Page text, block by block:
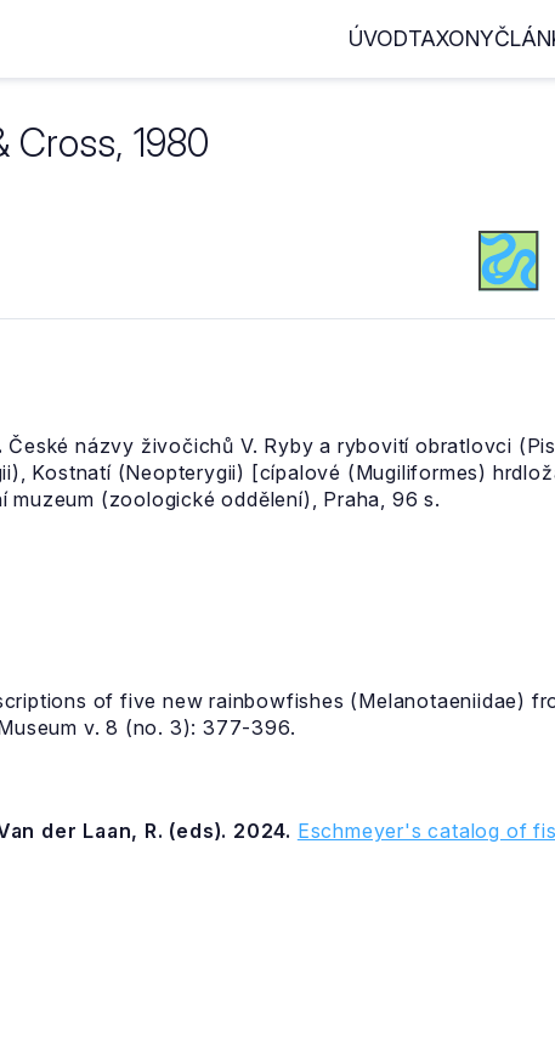
ÚVODTAXONY
Cross, 1980
České názvy živočichů V. Ryby a rybovití obratlovci
Kostnatí (Neopterygii) [cípalové (Mugiliformes)
muzeum (zoologické oddělení), Praha, 96 s.
of five new rainbowfishes (Melanotaeniidae)
v. 8 (no. 3): 377-396.
der Laan, R. (eds). 2024. Eschmeyer's catalog of